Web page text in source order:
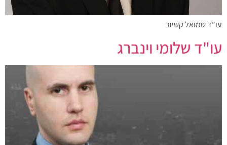
עו"ד שמואל קשיוב
עו"ד שלומי וינברג